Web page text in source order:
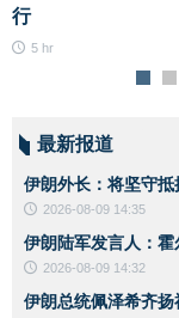
行
5 hr
最新报道
伊朗外长：将坚守
2026-08-09 14:35
伊朗陆军发言人：
2026-08-09 14:32
伊朗总统佩泽希齐